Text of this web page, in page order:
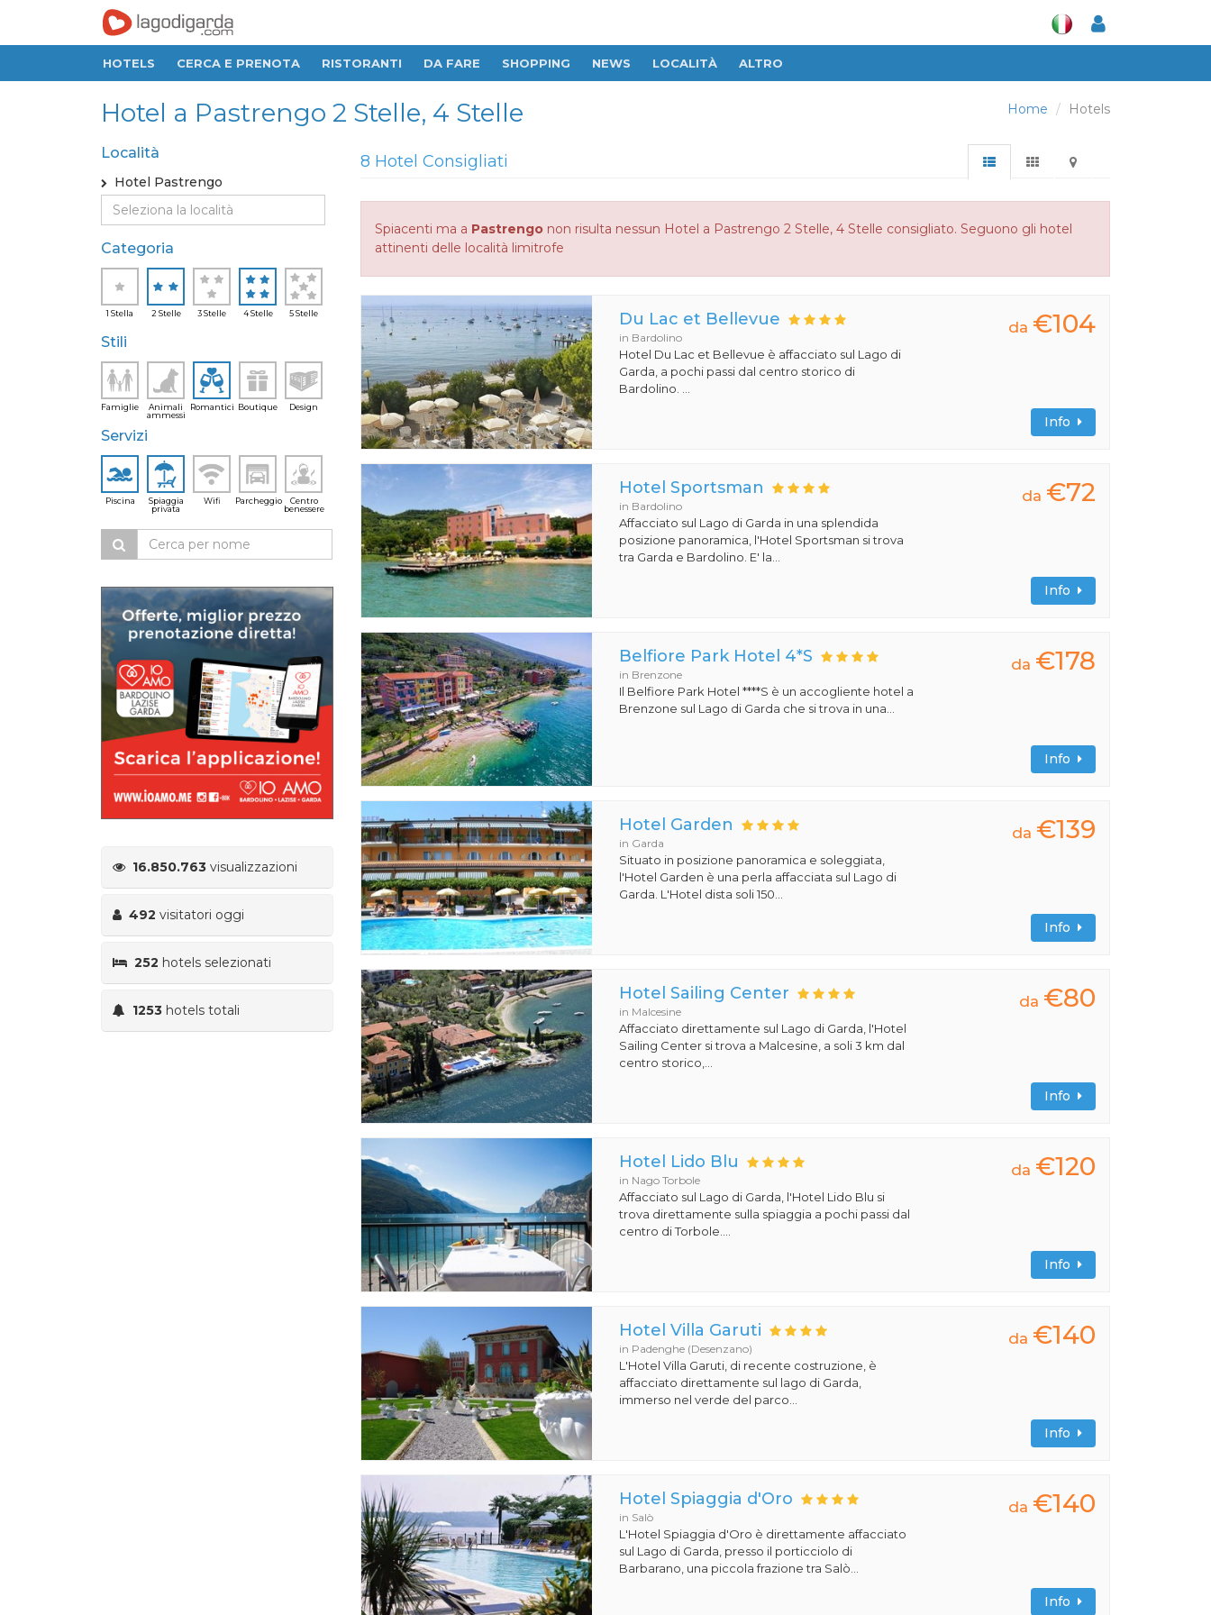
HOTELS CERCA E PRENOTA RISTORANTI DA FARE SHOPPING NEWS LOCALITÀ ALTRO
Home Hotels
Hotel a Pastrengo 2 Stelle, 4 Stelle
Località
Hotel Pastrengo
Categoria
1 Stella 2 Stelle 3 Stelle 4 Stelle 5 Stelle
Stili
Famiglie
Animali
ammessi
Romantici Boutique Design
Servizi
Piscina
Spiaggia
privata
Wifi Parcheggio
Centro
benessere
16.850.763 visualizzazioni
492 visitatori oggi
252 hotels selezionati
1253 hotels totali
8 Hotel Consigliati
Spiacenti ma a Pastrengonon risulta nessun Hotel a Pastrengo 2 Stelle, 4 Stelle consigliato. Seguono gli hotel
attinenti delle località limitrofe
Du Lac et Bellevue
in Bardolino
Hotel Du Lac et Bellevue è affacciato sul Lago di
Garda, a pochi passi dal centro storico di
Bardolino. ...
da €104
Info
Hotel Sportsman
in Bardolino
Affacciato sul Lago di Garda in una splendida
posizione panoramica, l'Hotel Sportsman si trova
tra Garda e Bardolino. E' la...
da €72
Info
Belfiore Park Hotel 4*S
in Brenzone
Il Belfiore Park Hotel ****S è un accogliente hotel a
Brenzone sul Lago di Garda che si trova in una...
da €178
Info
Hotel Garden
in Garda
Situato in posizione panoramica e soleggiata,
l'Hotel Garden è una perla affacciata sul Lago di
Garda. L'Hotel dista soli 150...
da €139
Info
Hotel Sailing Center
in Malcesine
Affacciato direttamente sul Lago di Garda, l'Hotel
Sailing Center si trova a Malcesine, a soli 3 km dal
centro storico,...
da €80
Info
Hotel Lido Blu
in Nago Torbole
Affacciato sul Lago di Garda, l'Hotel Lido Blu si
trova direttamente sulla spiaggia a pochi passi dal
centro di Torbole....
da €120
Info
Hotel Villa Garuti
in Padenghe (Desenzano)
L'Hotel Villa Garuti, di recente costruzione, è
affacciato direttamente sul lago di Garda,
immerso nel verde del parco...
da €140
Info
Hotel Spiaggia d'Oro
in Salò
L'Hotel Spiaggia d'Oro è direttamente affacciato
sul Lago di Garda, presso il porticciolo di
Barbarano, una piccola frazione tra Salò...
da €140
Info